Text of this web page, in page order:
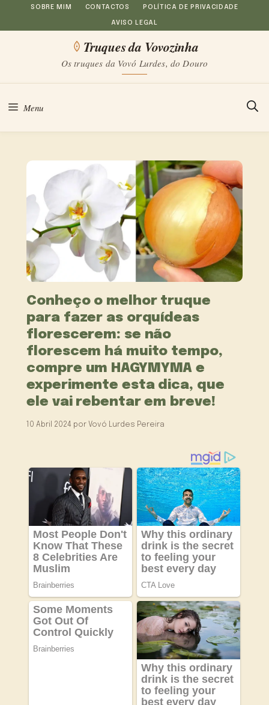
Saltar
para
conteúdo
SOBRE MIM CONTACTOS POLÍTICA DE PRIVACIDADE
AVISO LEGAL
Truques da Vovozinha
Os truques da Vovó Lurdes, do Douro
Menu
Conheço o melhor truque
para fazer as orquídeas
florescerem: se não
florescem há muito tempo,
compre um HAGYMYMA e
experimente esta dica, que
ele vai rebentar em breve!
10 Abril 2024 por Vovó Lurdes Pereira